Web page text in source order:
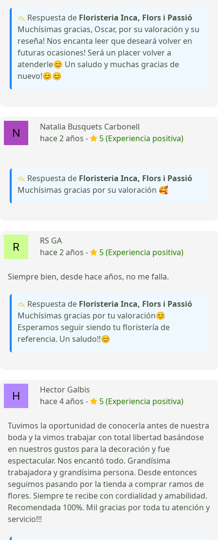
Respuesta de Floristeria Inca, Flors i Passió
Muchísimas gracias, Oscar, por su valoración y su
reseña! Nos encanta leer que deseará volver en
futuras ocasiones! Será un placer volver a
atenderle😊 Un saludo y muchas gracias de
nuevo!😊😊
Natalia Busquets Carbonell
hace 2 años -
5 (Experiencia positiva)
Respuesta de Floristeria Inca, Flors i Passió
Muchísimas gracias por su valoración 🥰
RS GA
hace 2 años -
5 (Experiencia positiva)
Siempre bien, desde hace años, no me falla.
Respuesta de Floristeria Inca, Flors i Passió
Muchísimas gracias por tu valoración😊
Esperamos seguir siendo tu floristería de
referencia. Un saludo!!😊
Hector Galbis
hace 4 años -
5 (Experiencia positiva)
Tuvimos la oportunidad de conocerla antes de nuestra
boda y la vimos trabajar con total libertad basándose
en nuestros gustos para la decoración y fue
espectacular. Nos encantó todo. Grandísima
trabajadora y grandísima persona. Desde entonces
seguimos pasando por la tienda a comprar ramos de
flores. Siempre te recibe con cordialidad y amabilidad.
Recomendada 100%. Mil gracias por toda tu atención y
servicio!!!